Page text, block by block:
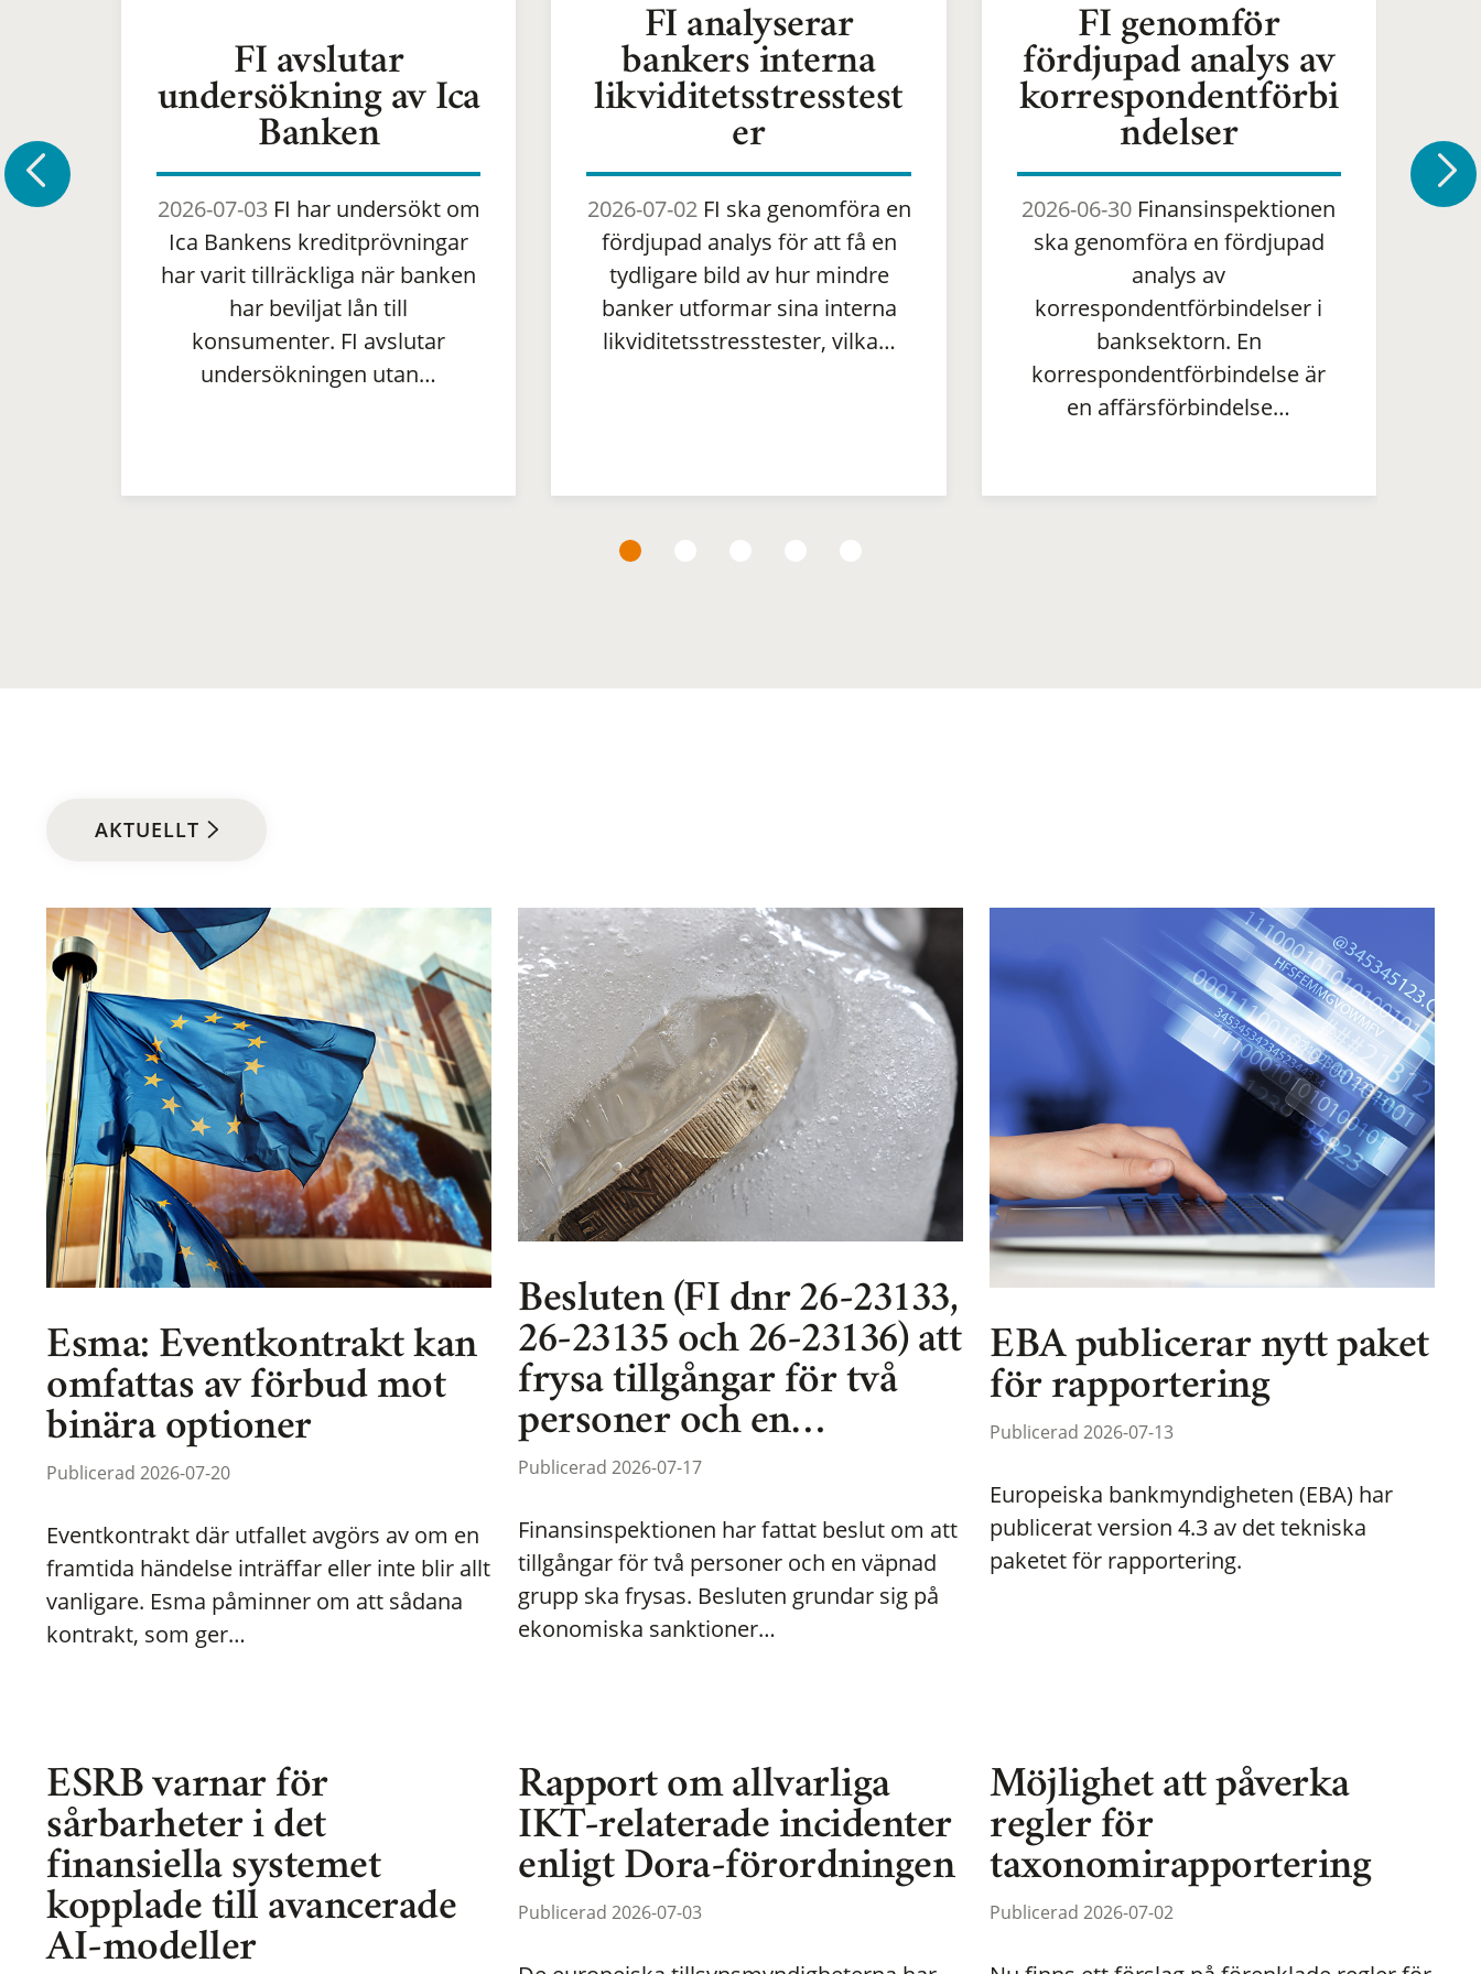
FI avslutar
undersökning av Ica
Banken
2026-07-03FI har undersökt om
Ica Bankens kreditprövningar
har varit tillräckliga när banken
har beviljat lån till
konsumenter. FI avslutar
undersökningen utan…
FI analyserar
bankers interna
likviditetsstresstest
er
2026-07-02FI ska genomföra en
fördjupad analys för att få en
tydligare bild av hur mindre
banker utformar sina interna
likviditetsstresstester, vilka…
FI genomför
fördjupad analys av
korrespondentförbi
ndelser
2026-06-30 Finansinspektionen
ska genomföra en fördjupad
analys av
korrespondentförbindelser i
banksektorn. En
korrespondentförbindelse är
en affärsförbindelse…
AKTUELLT
Esma: Eventkontrakt kan
omfattas av förbud mot
binära optioner
Publicerad 2026-07-20
Eventkontrakt där utfallet avgörs av om en
framtida händelse inträffar eller inte blir allt
vanligare. Esma påminner om att sådana
kontrakt, som ger…
Besluten (FI dnr 26-23133,
26-23135 och 26-23136) att
frysa tillgångar för två
personer och en…
Publicerad 2026-07-17
Finansinspektionen har fattat beslut om att
tillgångar för två personer och en väpnad
grupp ska frysas. Besluten grundar sig på
ekonomiska sanktioner…
EBA publicerar nytt paket
för rapportering
Publicerad 2026-07-13
Europeiska bankmyndigheten (EBA) har
publicerat version 4.3 av det tekniska
paketet för rapportering.
ESRB varnar för
sårbarheter i det
finansiella systemet
kopplade till avancerade
AI-modeller
Rapport om allvarliga
IKT-relaterade incidenter
enligt Dora-förordningen
Publicerad 2026-07-03
Möjlighet att påverka
regler för
taxonomirapportering
Publicerad 2026-07-02